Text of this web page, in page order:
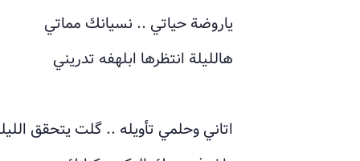
ياروضة حياتي .. نسيانك مماتي
هالليلة انتظرها ابلهفه تدريني
اتاني وحلمي تأويله .. گلت يتحقق